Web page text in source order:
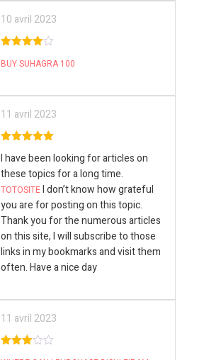
10 avril 2023
5
BUY SUHAGRA 100
11 avril 2023
I have been looking for articles on
these topics for a long time.
TOTOSITEI don’t know how grateful
you are for posting on this topic.
Thank you for the numerous articles
on this site, I will subscribe to those
links in my bookmarks and visit them
often. Have a nice day
11 avril 2023